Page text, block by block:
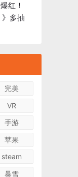
红！
》多抽
完美
VR
手游
苹果
steam
暴雪